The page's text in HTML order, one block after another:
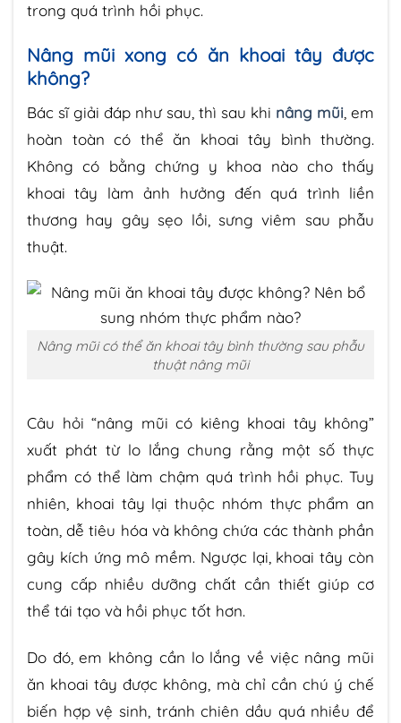
trong quá trình hồi phục.
Nâng mũi xong có ăn khoai tây được
không?
Bác sĩ giải đáp như sau, thì sau khi nâng mũi, em
hoàn toàn có thể ăn khoai tây bình thường.
Không có bằng chứng y khoa nào cho thấy
khoai tây làm ảnh hưởng đến quá trình liền
thương hay gây sẹo lồi, sưng viêm sau phẫu
thuật.
Nâng mũi có thể ăn khoai tây bình thường sau phẫu
thuật nâng mũi
Câu hỏi “nâng mũi có kiêng khoai tây không”
xuất phát từ lo lắng chung rằng một số thực
phẩm có thể làm chậm quá trình hồi phục. Tuy
nhiên, khoai tây lại thuộc nhóm thực phẩm an
toàn, dễ tiêu hóa và không chứa các thành phần
gây kích ứng mô mềm. Ngược lại, khoai tây còn
cung cấp nhiều dưỡng chất cần thiết giúp cơ
thể tái tạo và hồi phục tốt hơn.
Do đó, em không cần lo lắng về việc nâng mũi
ăn khoai tây được không, mà chỉ cần chú ý chế
biến hợp vệ sinh, tránh chiên dầu quá nhiều để